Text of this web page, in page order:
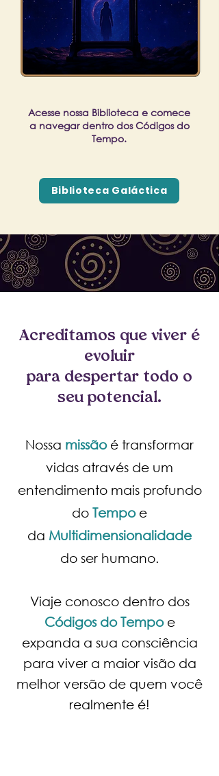
Acesse nossa Biblioteca e comece
a navegar dentro dos Códigos do
Tempo.
Biblioteca Galáctica
Acreditamos que viver é
evoluir
para despertar todo o
seu potencial.
Nossa missão é transformar
vidas através de um
entendimento mais profundo
do Tempo e
da Multidimensionalidade
do ser humano.
Viaje conosco dentro dos
Códigos do Tempoe
expanda a sua consciência
para viver a maior visão da
melhor versão de quem você
realmente é!